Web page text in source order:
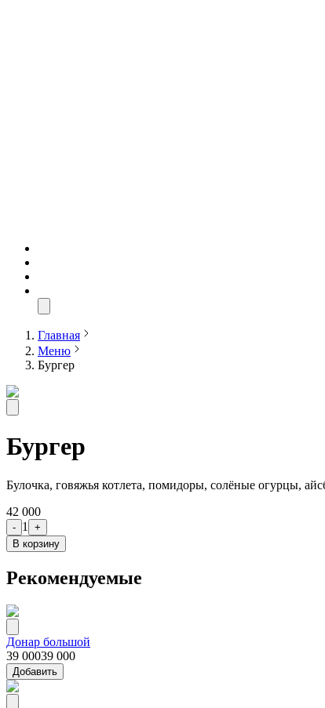
Главная
Меню
Бургер
Бургер
Булочка, говяжья котлета, помидоры, солёные огурцы,
42 000
- 1
+
В корзину
Рекомендуемые
Донар большой
39 00039 000
Добавить